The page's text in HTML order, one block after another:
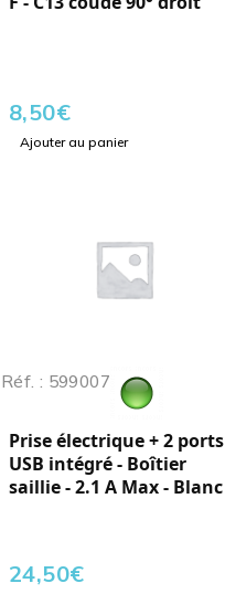
8,50€
Ajouter au panier
Réf. : 599007
Prise électrique + 2 ports
USB intégré - Boîtier
saillie - 2.1 A Max - Blanc
24,50€